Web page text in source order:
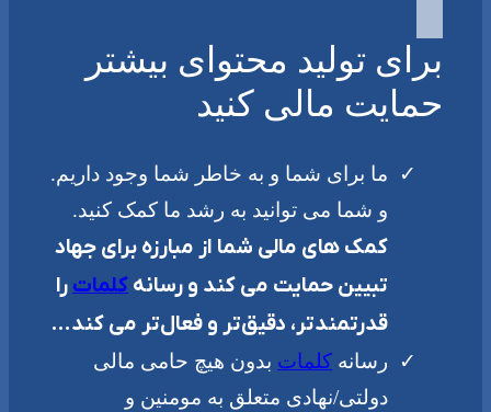
برای تولید محتوای بیشتر
حمایت مالی کنید
ما برای شما و به خاطر شما وجود داریم.
و شما می توانید به رشد ما کمک کنید.
کمک های مالی شما از مبارزه برای جهاد
تبیین حمایت می کند و رسانه کلماترا
قدرتمندتر، دقیق‌تر و فعال‌تر می کند…
رسانه کلمات بدون هیچ حامی مالی
دولتی/نهادی متعلق به مومنین و